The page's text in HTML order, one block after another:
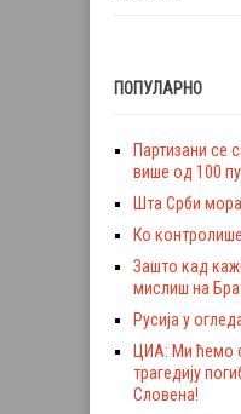
ПОПУЛАРНО
Партизани се
више од 100
Шта Срби
Ко
Зашто кад
мислиш на
Русија у
ЦИА: Ми ћемо
трагедију
Словена!